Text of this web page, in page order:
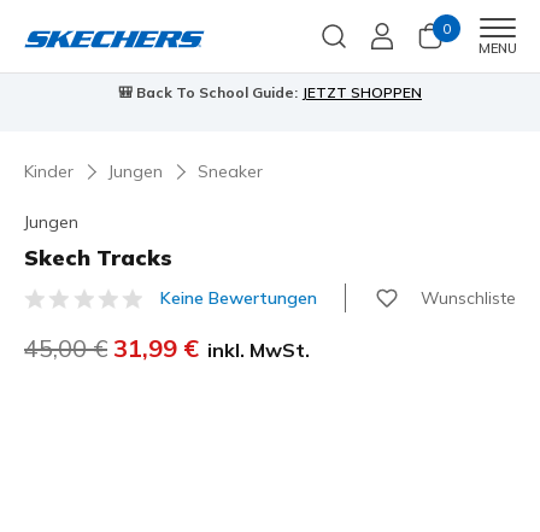
0
MENU
🎒 Back To School Guide: JETZT SHOPPEN
Kinder Jungen Sneaker
Jungen
Skech Tracks
3,3 von 5 Kundenbewertungen
Keine Bewertungen Wunschliste
Reduziert von
45,00 € auf
31,99 € inkl. MwSt.